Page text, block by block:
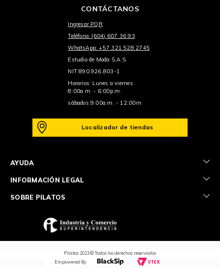
CONTÁCTANOS
Ingresar PQR
Teléfono: (604) 607 36 93
WhatsApp: +57 321 528 2745
Estudio de Moda S.A.S.
NIT 890.926.803-1
Horarios: Lunes a viernes
8:00a.m. - 6:00p.m.
sábados 9:00a.m. - 12:00m
Localizador de tiendas
AYUDA +
INFORMACIÓN LEGAL +
SOBRE PILATOS +
Pilatos 2023 © Todos los derechos reservados
Empowered By